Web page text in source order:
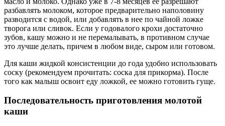
разбавлять молоком, которое предварительно наполовину
разводится с водой, или добавлять в нее по чайной ложке
творога или сливок. Если у годовалого крохи достаточно
зубов, кашу можно и не перемалывать, в противном случае
это лучше делать, причем в любом виде, сыром или готовом.
Для каши жидкой консистенции до года удобно использовать
соску (рекомендуем прочитать: соска для прикорма). После
того как малыш освоит еду ложкой, ее можно готовить гуще.
Последовательность приготовления молотой
каши